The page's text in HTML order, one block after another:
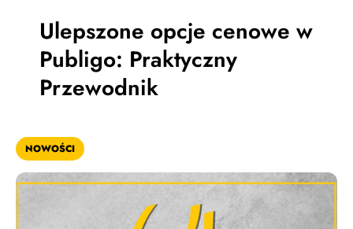
Ulepszone opcje cenowe w
Publigo: Praktyczny
Przewodnik
NOWOŚCI